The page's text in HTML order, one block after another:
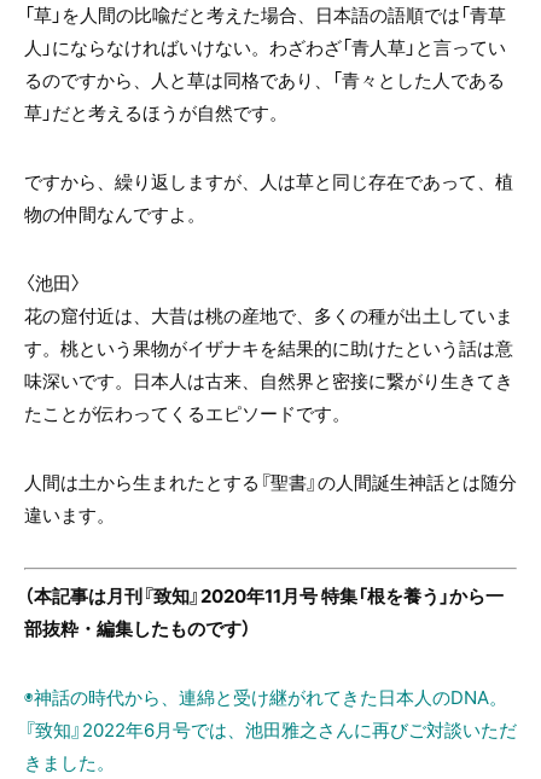
「草」を人間の比喩だと考えた場合、日本語の語順では「青草
人」にならなければいけない。わざわざ「青人草」と言ってい
るのですから、人と草は同格であり、「青々とした人である
草」だと考えるほうが自然です。
ですから、繰り返しますが、人は草と同じ存在であって、植
物の仲間なんですよ。
〈池田〉
花の窟付近は、大昔は桃の産地で、多くの種が出土していま
す。桃という果物がイザナキを結果的に助けたという話は意
味深いです。日本人は古来、自然界と密接に繋がり生きてき
たことが伝わってくるエピソードです。
人間は土から生まれたとする『聖書』の人間誕生神話とは随分
違います。
（本記事は月刊『致知』2020年11月号 特集「根を養う」から一
部抜粋・編集したものです）
◉神話の時代から、連綿と受け継がれてきた日本人のDNA。
『致知』2022年6月号では、池田雅之さんに再びご対談いただ
きました。